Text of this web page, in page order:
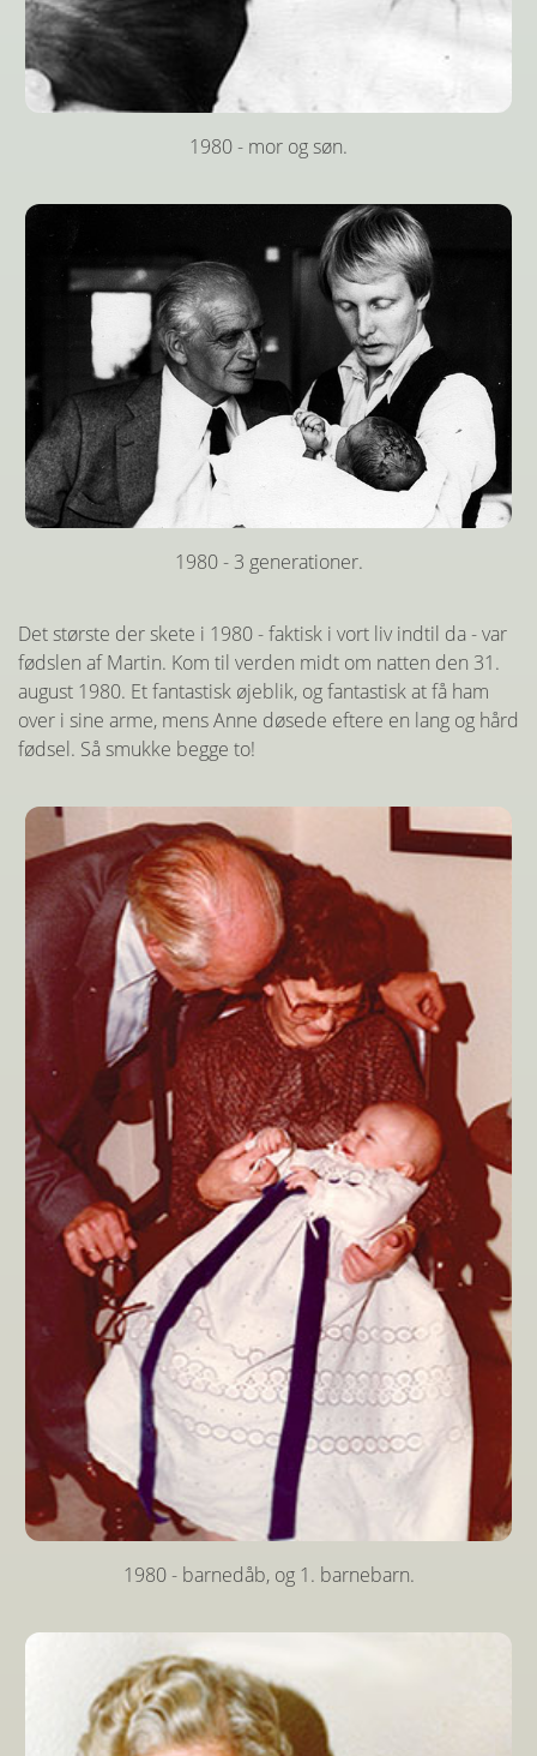
1980 - mor og søn.
1980 - 3 generationer.
Det største der skete i 1980 - faktisk i vort liv indtil da - var
fødslen af Martin. Kom til verden midt om natten den 31.
august 1980. Et fantastisk øjeblik, og fantastisk at få ham
over i sine arme, mens Anne døsede eftere en lang og hård
fødsel. Så smukke begge to!
1980 - barnedåb, og 1. barnebarn.